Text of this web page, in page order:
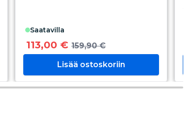
saatavilla
113,00 € 159,90 €
Lisää ostoskoriin